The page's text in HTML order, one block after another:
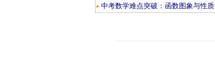
● 中考数学难点突破：函数图象与性质